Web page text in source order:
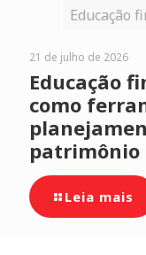
Educação
21 de julho de 2026
Educação
como
patrimônio
Leia mais